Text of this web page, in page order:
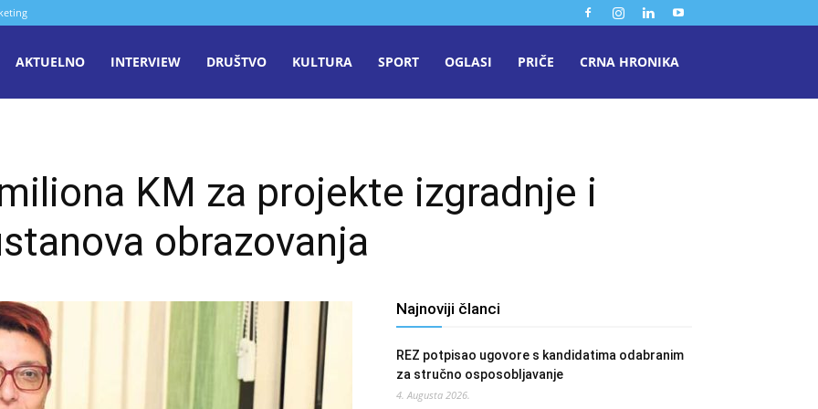
AKTUELNO INTERVIEW DRUŠTVO KULTURA SPORT OGLASI PRIČE CRNA HRONIKA
KM za projekte izgradnje i
obrazovanja
Najnoviji članci
REZ potpisao ugovore s kandidatima odabranim
za stručno osposobljavanje
4. Augusta 2026.